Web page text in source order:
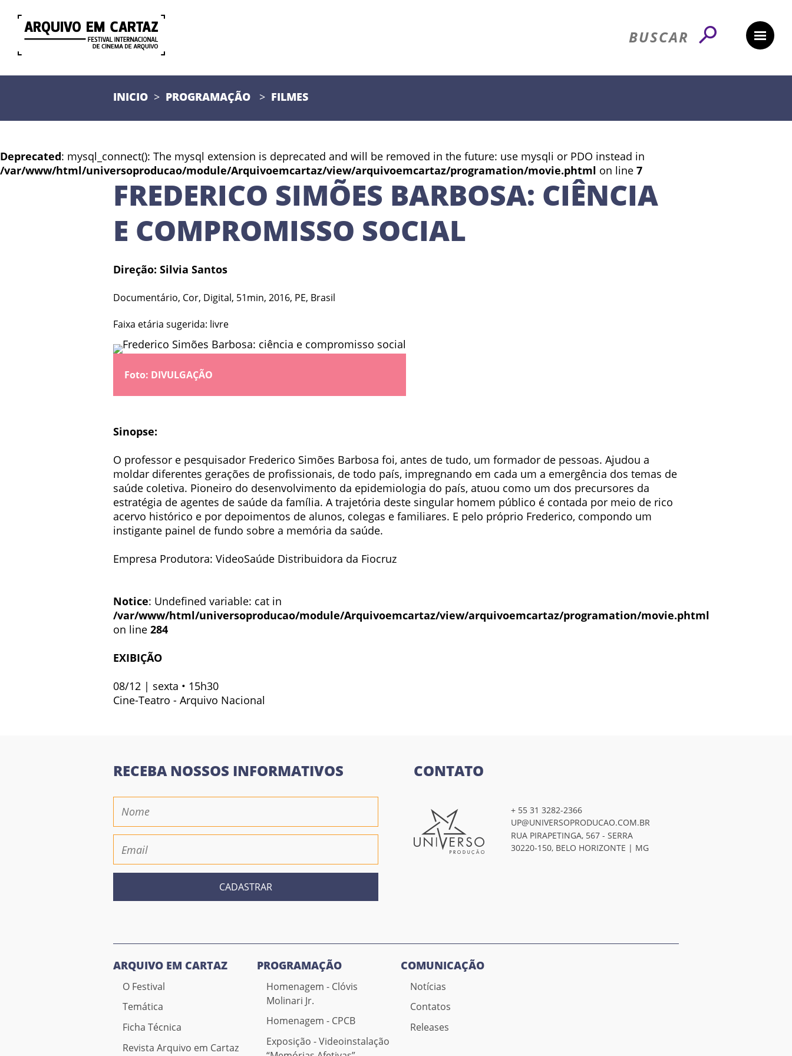
INICIO PROGRAMAÇÃO FILMES
Deprecated: mysql_connect(): The mysql extension is deprecated and will be removed in the future: use mysqli or PDO instead in
/var/www/html/universoproducao/module/Arquivoemcartaz/view/arquivoemcartaz/programation/movie.phtml on line 7
FREDERICO SIMÕES BARBOSA: CIÊNCIA
E COMPROMISSO SOCIAL
Direção: Silvia Santos
Documentário, Cor, Digital, 51min, 2016, PE, Brasil
Faixa etária sugerida: livre
Foto: DIVULGAÇÃO
Sinopse:
O professor e pesquisador Frederico Simões Barbosa foi, antes de tudo, um formador de pessoas. Ajudou a
moldar diferentes gerações de profissionais, de todo país, impregnando em cada um a emergência dos temas de
saúde coletiva. Pioneiro do desenvolvimento da epidemiologia do país, atuou como um dos precursores da
estratégia de agentes de saúde da família. A trajetória deste singular homem público é contada por meio de rico
acervo histórico e por depoimentos de alunos, colegas e familiares. E pelo próprio Frederico, compondo um
instigante painel de fundo sobre a memória da saúde.
Empresa Produtora: VideoSaúde Distribuidora da Fiocruz
Notice: Undefined variable: cat in
/var/www/html/universoproducao/module/Arquivoemcartaz/view/arquivoemcartaz/programation/movie.phtml
on line 284
EXIBIÇÃO
08/12 | sexta • 15h30
Cine-Teatro - Arquivo Nacional
RECEBA NOSSOS INFORMATIVOS
CADASTRAR
CONTATO
+ 55 31 3282-2366
UP@UNIVERSOPRODUCAO.COM.BR
RUA PIRAPETINGA, 567 - SERRA
30220-150, BELO HORIZONTE | MG
ARQUIVO EM CARTAZ
O Festival
Temática
Ficha Técnica
Revista Arquivo em Cartaz
PROGRAMAÇÃO
Homenagem - Clóvis
Molinari Jr.
Homenagem - CPCB
Exposição - Videoinstalação
COMUNICAÇÃO
Notícias
Contatos
Releases